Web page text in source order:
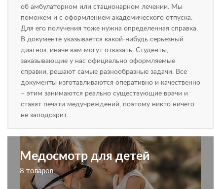
об амбулаторном или стационарном лечении. Мы
поможем и с оформлением академического отпуска.
Для его получения тоже нужна определенная справка.
В документе указывается какой-нибудь серьезный
диагноз, иначе вам могут отказать. Студенты,
заказывающие у нас официально оформляемые
справки, решают самые разнообразные задачи. Все
документы изготавливаются оперативно и качественно
– этим занимаются реально существующие врачи и
ставят печати медучреждений, поэтому никто ничего
не заподозрит.
Медосмотр для детей
8 товаров